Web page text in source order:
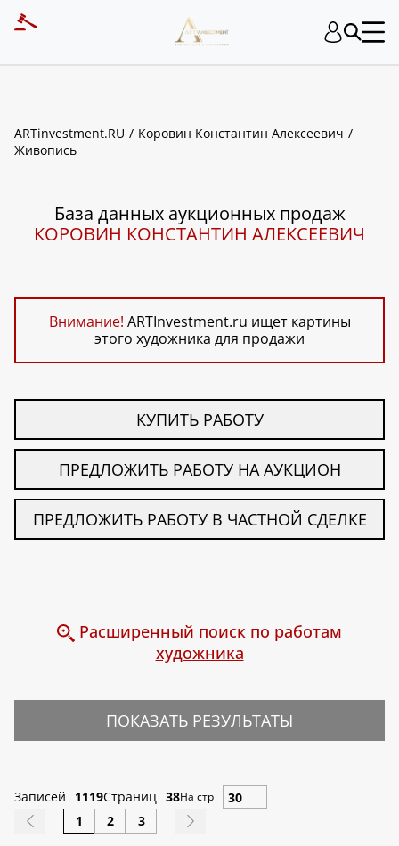
ARTinvestment.RU
Коровин Константин Алексеевич
Живопись
База данных аукционных продаж
КОРОВИН КОНСТАНТИН АЛЕКСЕЕВИЧ
Внимание! ARTInvestment.ru ищет картины
этого художника для продажи
КУПИТЬ РАБОТУ
ПРЕДЛОЖИТЬ РАБОТУ НА АУКЦИОН
ПРЕДЛОЖИТЬ РАБОТУ В ЧАСТНОЙ СДЕЛКЕ
Расширенный поиск по работам
художника
ПОКАЗАТЬ РЕЗУЛЬТАТЫ
Записей 1119Страниц 38На стр
1 2 3